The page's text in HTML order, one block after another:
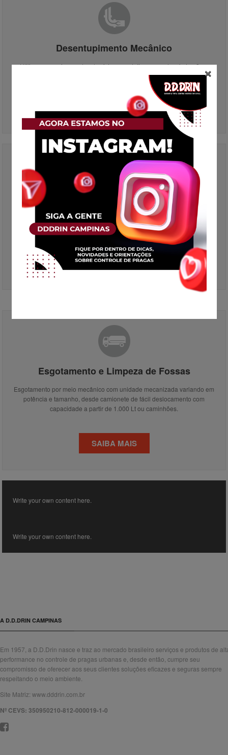
Desentupimento Mecânico
Utilizamos equipamentos de sistemas rotativos para desobstrução e
raspagem de tubulação. Consiste de máquina elétrica com sondas
flexíveis e ponteiras apropriadas para cada.
SAIBA MAIS
Desentupimento por Hidrojateamtento
Equipamento com bomba de alta pressão, onde o bico injetor e jatos
propulsores desobstruem e lavam a tubulação. Nosso equipamento
opera com vazão regulável desde baixa a alta.
SAIBA MAIS
Esgotamento e Limpeza de Fossas
Esgotamento por meio mecânico com unidade mecanizada variando em
potência e tamanho, desde camionete de fácil deslocamento com
capacidade a partir de 1.000 Lt ou caminhões.
SAIBA MAIS
Write your own content here.
Write your own content here.
A D.D.DRIN CAMPINAS
Em 1957, a D.D.Drin nasce e traz ao mercado brasileiro serviços e produtos de
performance no controle de pragas urbanas e, desde então, cumpre seu
compromisso de oferecer aos seus clientes soluções eficazes e seguras sempre
respeitando o meio ambiente.
Site Matriz: www.dddrin.com.br
Nº CEVS: 350950210-812-000019-1-0
×